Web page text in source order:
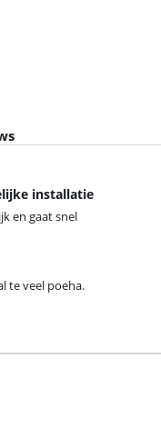
installatie
en gaat snel
te veel poeha.